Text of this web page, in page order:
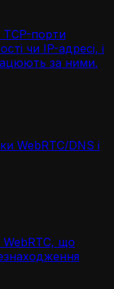
TCP-порти
чи IP-адресі, і
за ними.
WebRTC/DNS і
WebRTC, що